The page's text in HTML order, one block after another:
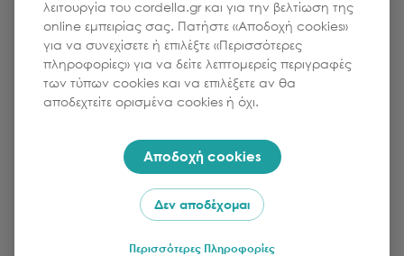
λειτουργία του cordella.gr και για την βελτίωση της
online εμπειρίας σας. Πατήστε «Αποδοχή cookies»
για να συνεχίσετε ή επιλέξτε «Περισσότερες
πληροφορίες» για να δείτε λεπτομερείς περιγραφές
των τύπων cookies και να επιλέξετε αν θα
αποδεχτείτε ορισμένα cookies ή όχι.
Αποδοχή cookies
Δεν αποδέχομαι
Περισσότερες Πληροφορίες